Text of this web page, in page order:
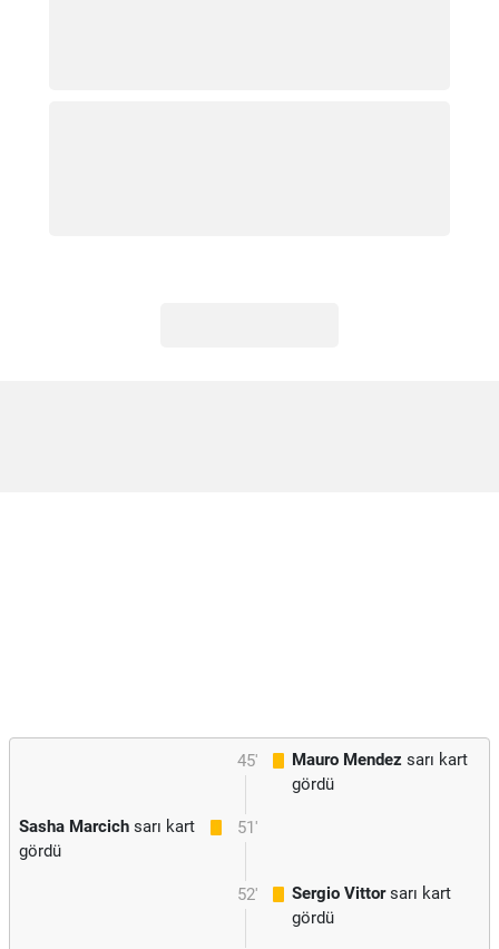
45' Mauro Mendez sarı kart
gördü
51'
Sasha Marcich sarı kart
gördü
52' Sergio Vittorsarı kart
gördü